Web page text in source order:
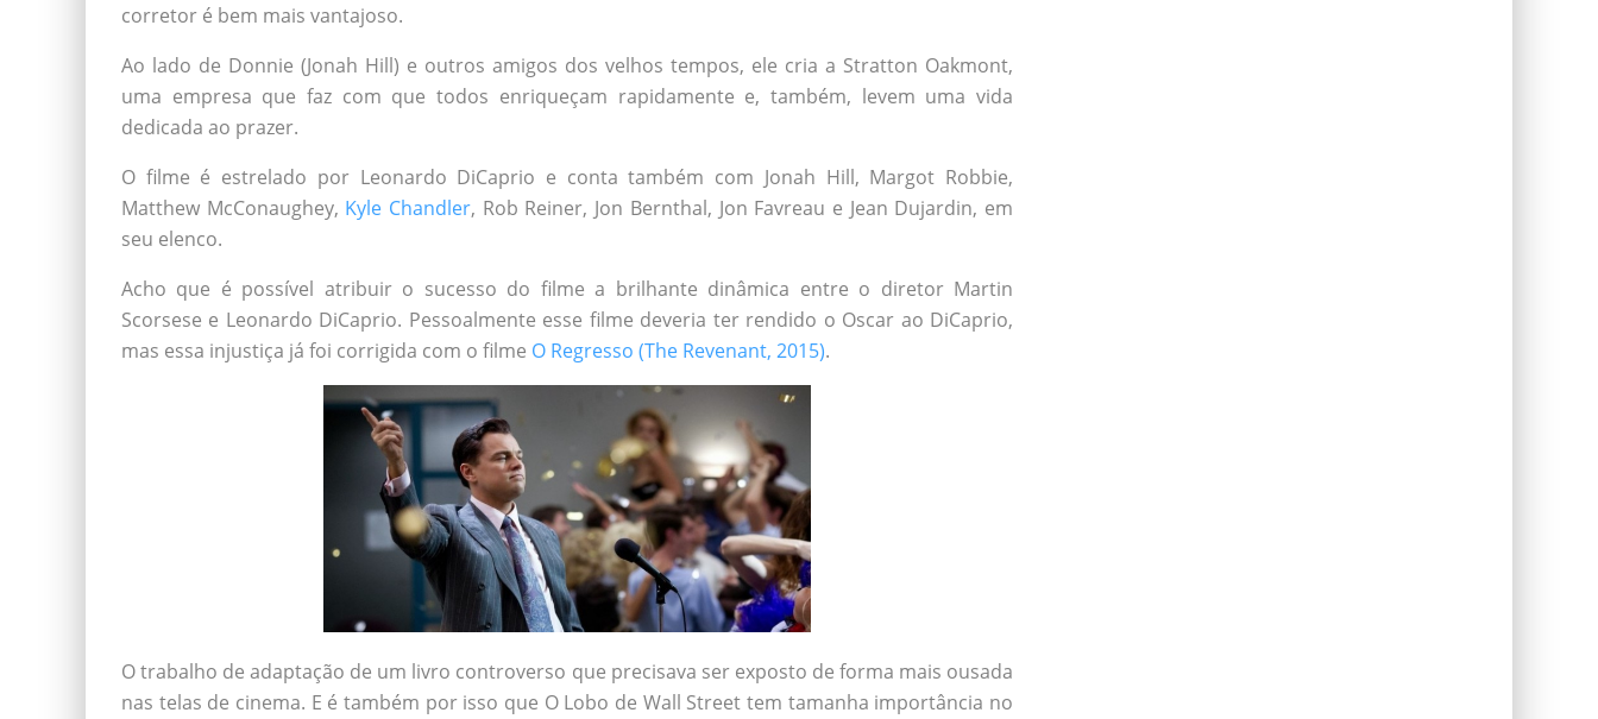
corretor é bem mais vantajoso.
Ao lado de Donnie (Jonah Hill) e outros amigos dos velhos tempos, ele cria a Stratton Oakmont,
uma empresa que faz com que todos enriqueçam rapidamente e, também, levem uma vida
dedicada ao prazer.
O filme é estrelado por Leonardo DiCaprio e conta também com Jonah Hill, Margot Robbie,
Matthew McConaughey, Kyle Chandler, Rob Reiner, Jon Bernthal, Jon Favreau e Jean Dujardin, em
seu elenco.
Acho que é possível atribuir o sucesso do filme a brilhante dinâmica entre o diretor Martin
Scorsese e Leonardo DiCaprio. Pessoalmente esse filme deveria ter rendido o Oscar ao DiCaprio,
mas essa injustiça já foi corrigida com o filme O Regresso (The Revenant, 2015).
O trabalho de adaptação de um livro controverso que precisava ser exposto de forma mais ousada
nas telas de cinema. E é também por isso que O Lobo de Wall Street tem tamanha importância no